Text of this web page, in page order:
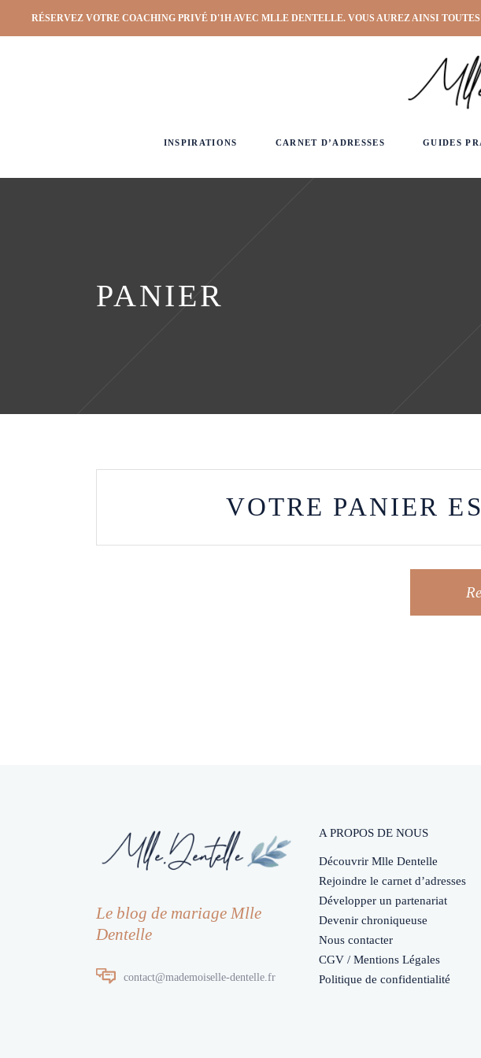
RÉSERVEZ VOTRE COACHING PRIVÉ D'1H AVEC MLLE DENTELLE. VOUS AUREZ AINSI
INSPIRATIONS CARNET D’ADRESSES GUIDES
PANIER
VOTRE PANIER
Le blog de mariage Mlle
Dentelle
contact@mademoiselle-dentelle.fr
A PROPOS DE NOUS
Découvrir Mlle Dentelle
Rejoindre le carnet d’adresses
Développer un partenariat
Devenir chroniqueuse
Nous contacter
CGV / Mentions Légales
Politique de confidentialité